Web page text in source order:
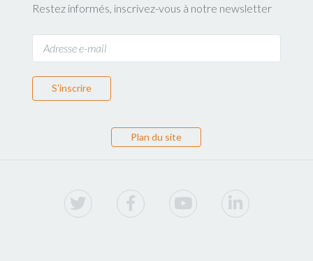
Restez informés, inscrivez-vous à notre newsletter
S'inscrire
Plan du site